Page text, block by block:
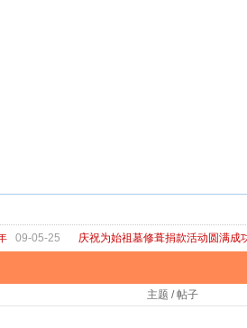
相连——记陆丰碣石宗亲到祖家京陇居地探亲问祖
范与说明
？
父亲——胡棉创
祖坟复原修缮的倡议
祠
09-05-25 庆祝为始祖墓修葺捐款活动圆满成
主题 / 帖子